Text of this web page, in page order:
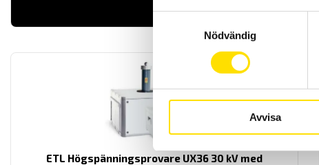
Nödvändig
Avvisa
LÄS MER
ETL Högspänningsprovare UX36 30 kV med